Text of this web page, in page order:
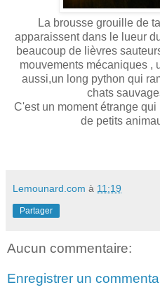
La brousse grouille de
apparaissent dans le lueur
beaucoup de lièvres
mouvements mécaniques ,
aussi,un long python qui
chats
C'est un moment étrange
de petits
Lemounard.com à 11:19
Partager
Aucun commentaire:
Enregistrer un